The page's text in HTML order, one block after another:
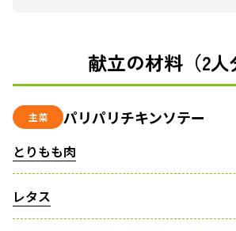
献立の材料（2人
主菜 パリパリチキンソテー
とりもも肉
レタス